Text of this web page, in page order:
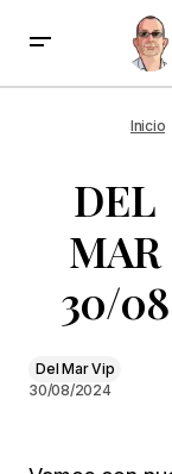
Inicio
DEL
MAR
30/08
Del Mar Vip
30/08/2024